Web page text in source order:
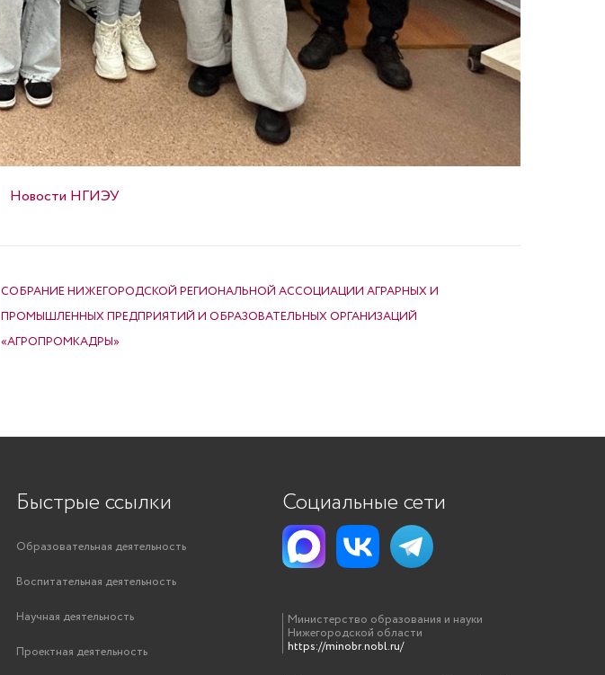
Новости НГИЭУ
СОБРАНИЕ НИЖЕГОРОДСКОЙ РЕГИОНАЛЬНОЙ АССОЦИАЦИИ АГРАРНЫХ И
ПРОМЫШЛЕННЫХ ПРЕДПРИЯТИЙ И ОБРАЗОВАТЕЛЬНЫХ ОРГАНИЗАЦИЙ
«АГРОПРОМКАДРЫ»
Быстрые ссылки
Образовательная деятельность
Воспитательная деятельность
Научная деятельность
Проектная деятельность
Социальные сети
Министерство образования и науки
Нижегородской области
https://minobr.nobl.ru/